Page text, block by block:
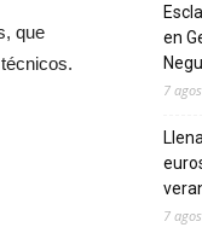
que
en
7
7